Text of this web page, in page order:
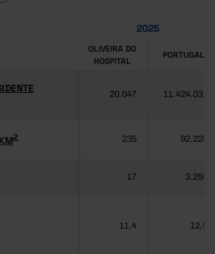
2025
OLIVEIRA DO
HOSPITAL
PORTUGAL
20.047 11.424.031
2
2 235 92.225
17 3.259
11,4 12,5